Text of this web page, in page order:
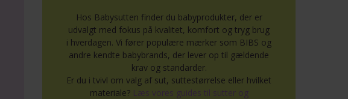
Hos Babysutten finder du babyprodukter, der er
udvalgt med fokus på kvalitet, komfort og tryg brug
i hverdagen. Vi fører populære mærker som BIBS og
andre kendte babybrands, der lever op til gældende
krav og standarder.
Er du i tvivl om valg af sut, suttestørrelse eller hvilket
materiale? Læs vores guides til sutter og